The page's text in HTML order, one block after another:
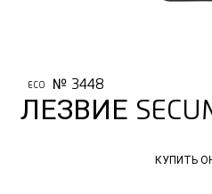
ECO № 3448
ЛЕЗВИЕ
КУПИТЬ